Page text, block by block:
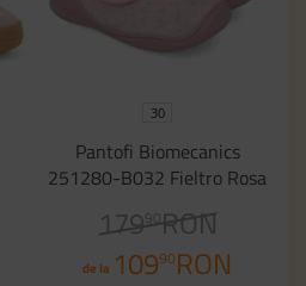
30
Pantofi Biomecanics
251280-B032 Fieltro Rosa
179 90RON
de la 10990RON